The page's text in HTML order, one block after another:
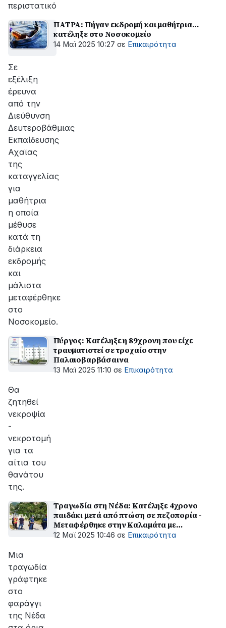
περιστατικό
ΠΑΤΡΑ: Πήγαν εκδρομή και μαθήτρια…
κατέληξε στο Νοσοκομείο
14 Μαϊ 2025 10:27 σε Επικαιρότητα
Σε
εξέλιξη
έρευνα
από την
Διεύθυνση
Δευτεροβάθμιας
Εκπαίδευσης
Αχαϊας
της
καταγγελίας
για
μαθήτρια
η οποία
μέθυσε
κατά τη
διάρκεια
εκδρομής
και
μάλιστα
μεταφέρθηκε
στο
Νοσοκομείο.
Πύργος: Κατέληξε η 89χρονη που είχε
τραυματιστεί σε τροχαίο στην
Παλαιοβαρβάσαινα
13 Μαϊ 2025 11:10 σε Επικαιρότητα
Θα
ζητηθεί
νεκροψία
-
νεκροτομή
για τα
αίτια του
θανάτου
της.
Τραγωδία στη Νέδα: Κατέληξε 4χρονο
παιδάκι μετά από πτώση σε πεζοπορία -
Μεταφέρθηκε στην Καλαμάτα με
ελικόπτερο
12 Μαϊ 2025 10:46 σε Επικαιρότητα
Μια
τραγωδία
γράφτηκε
στο
φαράγγι
της Νέδα